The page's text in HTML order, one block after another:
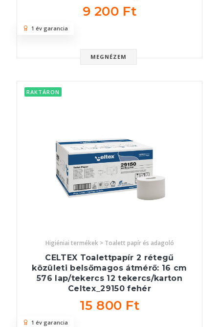
9 200 Ft
MEGNÉZEM
1 év garancia
RAKTÁRON
Higiéniai termékek > Toalett papír és adagoló
CELTEX Toalettpapír 2 rétegű
közületi belsőmagos átmérő: 16 cm
576 lap/tekercs 12 tekercs/karton
Celtex_29150 fehér
15 800 Ft
1 év garancia